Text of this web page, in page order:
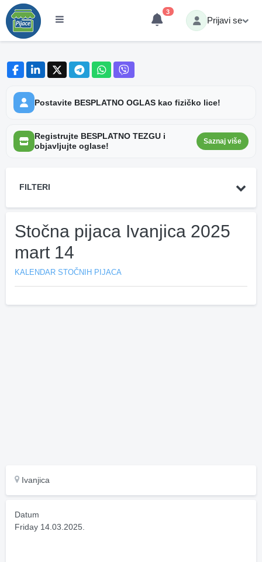
3
Prijavi se
Postavite BESPLATNO OGLAS kao fizičko lice!
Registrujte BESPLATNO TEZGU i
objavljujte oglase!
Saznaj više
FILTERI
Stočna pijaca Ivanjica 2025
mart 14
KALENDAR STOČNIH PIJACA
Ivanjica
Datum
Friday 14.03.2025.